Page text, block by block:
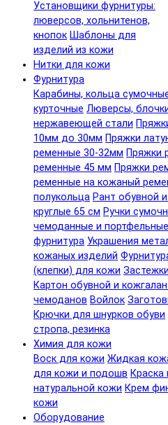
Установщики фурнитуры:
люверсов, хольнитенов,
кнопок Шаблоны для
изделий из кожи
Нитки для кожи
Фурнитура
Карабины, кольца
курточные Люверсы,
нержавеющей стали
10мм до 30мм Пряжки
ременные 30-32мм Пряжки
ременные 45 мм Пряжки
ременные на кожаный
полукольца Рант обувной
круглые 65 см Ручки
чемоданные и портфельные
фурнитура Украшения
кожаных изделий
(клепки) для кожи
Картон обувной и
чемоданов Войлок
Крючки для шнурков обуви
стропа, резинка
Химия для кожи
Воск для кожи Жидкая
для кожи и подошв Краска
натуральной кожи Крем
кожи
Оборудование